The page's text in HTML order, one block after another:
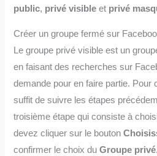
public, privé visibleet privé
Créer un groupe fermé sur
Le groupe privé visible est un
en faisant des recherches sur
demande pour en faire partie. Pour
suffit de suivre les étapes
troisième étape qui consiste à
devez cliquer sur le bouton
confirmer le choix duGroupe privé